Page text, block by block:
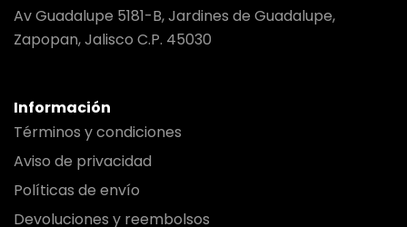
Av Guadalupe 5181-B, Jardines de Guadalupe,
Zapopan, Jalisco C.P. 45030
Información
Términos y condiciones
Aviso de privacidad
Políticas de envío
Devoluciones y reembolsos